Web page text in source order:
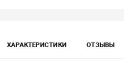
ХАРАКТЕРИСТИКИ ОТЗЫВЫ